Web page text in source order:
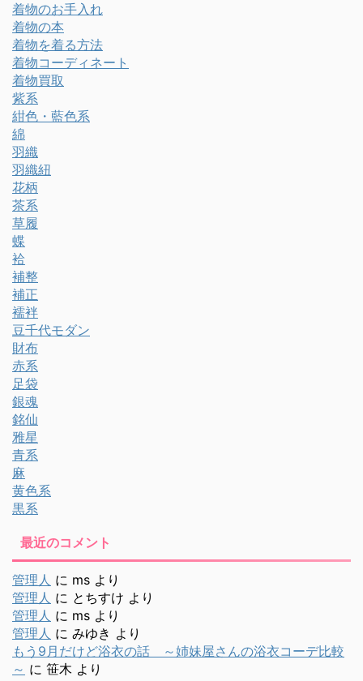
着物のお手入れ
着物の本
着物を着る方法
着物コーディネート
着物買取
紫系
紺色・藍色系
綿
羽織
羽織紐
花柄
茶系
草履
蝶
袷
補整
補正
襦袢
豆千代モダン
財布
赤系
足袋
銀魂
銘仙
雅星
青系
麻
黄色系
黒系
最近のコメント
管理人 に ms より
管理人 に とちすけ より
管理人 に ms より
管理人 に みゆき より
もう9月だけど浴衣の話 ～姉妹屋さんの浴衣コーデ比較
～ に 笹木 より